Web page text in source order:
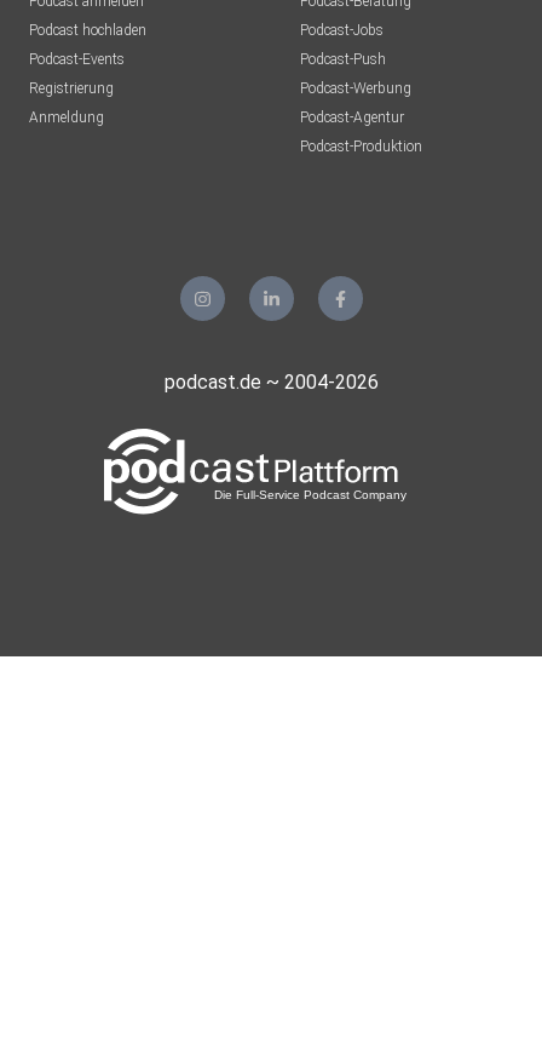
Podcast hochladen
Podcast-Events
Registrierung
Anmeldung
Podcast-Jobs
Podcast-Push
Podcast-Werbung
Podcast-Agentur
Podcast-Produktion
podcast.de ~ 2004-2026